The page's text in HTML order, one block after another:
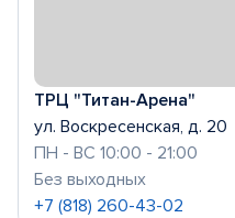
ТРЦ "Титан-Арена"
ул. Воскресенская, д. 20
ПН - ВС 10:00 - 21:00
Без выходных
+7 (818) 260-43-02